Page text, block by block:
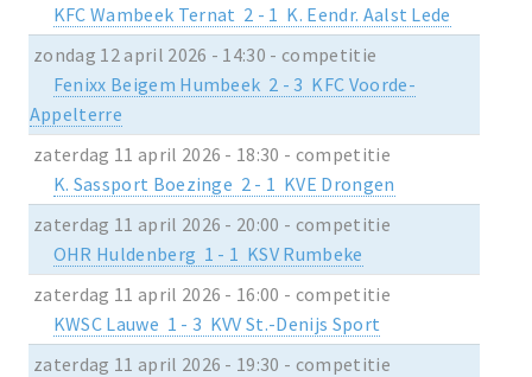
KFC Wambeek Ternat 2 - 1 K. Eendr. Aalst Lede
zondag 12 april 2026 - 14:30 - competitie
Fenixx Beigem Humbeek 2 - 3 KFC Voorde-
Appelterre
zaterdag 11 april 2026 - 18:30 - competitie
K. Sassport Boezinge 2 - 1 KVE Drongen
zaterdag 11 april 2026 - 20:00 - competitie
OHR Huldenberg 1 - 1 KSV Rumbeke
zaterdag 11 april 2026 - 16:00 - competitie
KWSC Lauwe 1 - 3 KVV St.-Denijs Sport
zaterdag 11 april 2026 - 19:30 - competitie